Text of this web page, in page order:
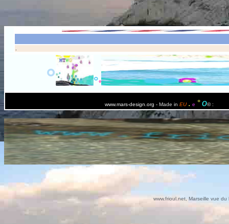
° °°
www.mars-design.org - Made in EU . e °o© :
www.frioul.net, Marseille vue